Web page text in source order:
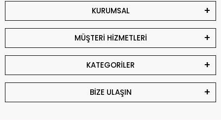
KURUMSAL
MÜŞTERİ HİZMETLERİ
KATEGORİLER
BİZE ULAŞIN